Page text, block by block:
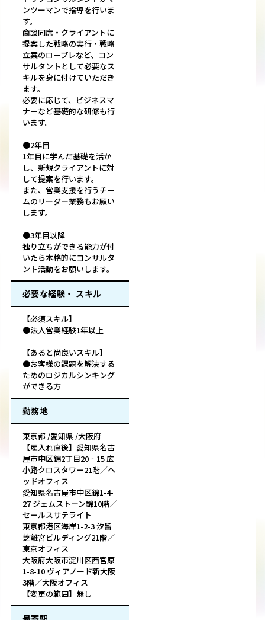
ンツーマンで指導を行いま
す。
商談同席・クライアントに
提案した戦略の実行・戦略
立案のロープレなど、コン
サルタントとして必要なス
キルを身に付けていただき
ます。
必要に応じて、ビジネスマ
ナーなど基礎的な研修も行
います。
●2年目
1年目に学んだ基礎を活か
し、新規クライアントに対
して提案を行います。
また、営業支援を行うチー
ムのリーダー業務もお願い
します。
●3年目以降
独り立ちができる能力が付
いたら本格的にコンサルタ
ント活動をお願いします。
必要な経験・ スキル
【必須スキル】
●法人営業経験1年以上
【あると尚良いスキル】
●お客様の課題を解決する
ためのロジカルシンキング
ができる方
勤務地
東京都 /愛知県 /大阪府
【雇入れ直後】愛知県名古
屋市中区錦2丁目20‐15 広
小路クロスタワー21階／ヘ
ッドオフィス
愛知県名古屋市中区錦1-4-
27 ジェムストーン錦10階／
セールスサテライト
東京都港区海岸1-2-3 汐留
芝離宮ビルディング21階／
東京オフィス
大阪府大阪市淀川区西宮原
1-8-10 ヴィアノード新大阪
3階／大阪オフィス
【変更の範囲】無し